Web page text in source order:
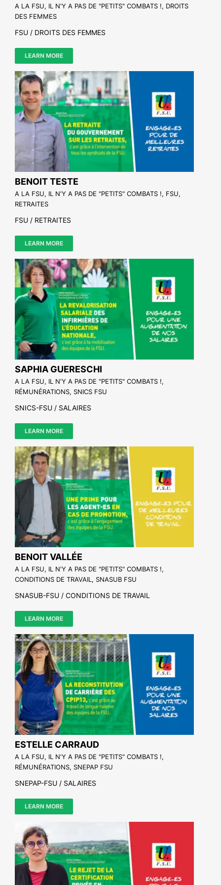
NOS ACTIONS
A LA FSU, IL N'Y A PAS DE "PETITS" COMBATS !, DROITS
DES FEMMES
FSU / DROITS DES FEMMES
LEARN MORE
BENOIT TESTE
A LA FSU, IL N'Y A PAS DE "PETITS" COMBATS !, FSU,
RETRAITES
FSU / RETRAITES
LEARN MORE
SAPHIA GUERESCHI
A LA FSU, IL N'Y A PAS DE "PETITS" COMBATS !,
RÉMUNÉRATIONS, SNICS FSU
SNICS-FSU / SALAIRES
LEARN MORE
BENOIT VALLÉE
A LA FSU, IL N'Y A PAS DE "PETITS" COMBATS !,
CONDITIONS DE TRAVAIL, SNASUB FSU
SNASUB-FSU / CONDITIONS DE TRAVAIL
LEARN MORE
ESTELLE CARRAUD
A LA FSU, IL N'Y A PAS DE "PETITS" COMBATS !,
RÉMUNÉRATIONS, SNEPAP FSU
SNEPAP-FSU / SALAIRES
LEARN MORE